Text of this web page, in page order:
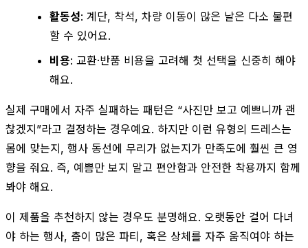
활동성: 계단, 착석, 차량 이동이 많은 날은 다소 불편
할 수 있어요.
비용: 교환·반품 비용을 고려해 첫 선택을 신중히 해야
해요.
실제 구매에서 자주 실패하는 패턴은 “사진만 보고 예쁘니까 괜
찮겠지”라고 결정하는 경우예요. 하지만 이런 유형의 드레스는
몸에 맞는지, 행사 동선에 무리가 없는지가 만족도에 훨씬 큰 영
향을 줘요. 즉, 예쁨만 보지 말고 편안함과 안전한 착용까지 함께
봐야 해요.
이 제품을 추천하지 않는 경우도 분명해요. 오랫동안 걸어 다녀
야 하는 행사, 춤이 많은 파티, 혹은 상체를 자주 움직여야 하는